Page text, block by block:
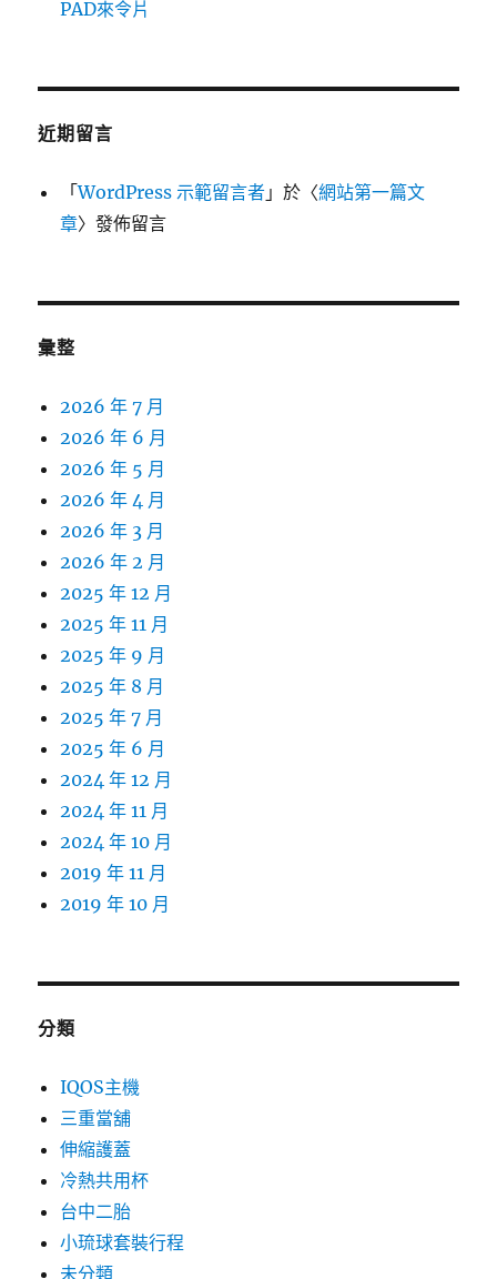
PAD來令片
近期留言
「WordPress 示範留言者 」於〈網站第一篇文
章〉發佈留言
彙整
2026 年 7 月
2026 年 6 月
2026 年 5 月
2026 年 4 月
2026 年 3 月
2026 年 2 月
2025 年 12 月
2025 年 11 月
2025 年 9 月
2025 年 8 月
2025 年 7 月
2025 年 6 月
2024 年 12 月
2024 年 11 月
2024 年 10 月
2019 年 11 月
2019 年 10 月
分類
IQOS主機
三重當舖
伸縮護蓋
冷熱共用杯
台中二胎
小琉球套裝行程
未分類